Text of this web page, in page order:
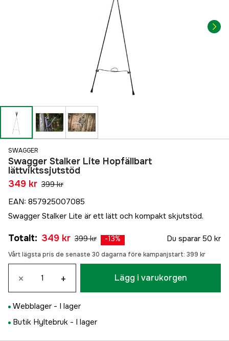
SWAGGER
Swagger Stalker Lite Hopfällbart
lättviktssjutstöd
349 kr 399 kr
EAN: 857925007085
Swagger Stalker Lite är ett lätt och kompakt skjutstöd.
Totalt: 349 kr 399 kr -13% Du sparar 50 kr
Vårt lägsta pris de senaste 30 dagarna före kampanjstart: 399 kr
× + Lägg i varukorgen
Webblager - I lager
Butik Hyltebruk - I lager